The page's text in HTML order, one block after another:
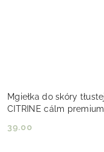
Mgiełka do skóry
CITRINE cálm
Cena:
39.00